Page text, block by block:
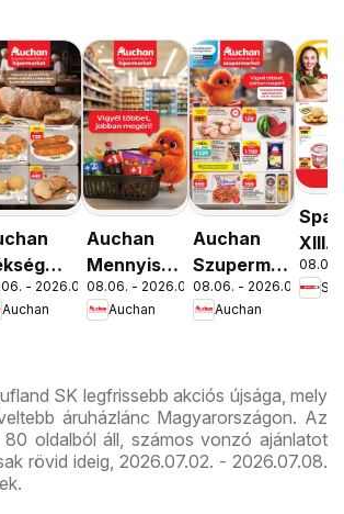
- 2026.08.12.
Auchan
Auchan
Mennyiségi
kedvezmény
ajánlataink
08.06. - 2026.08.19.
Auchan
Auchan
Szupermarket
akciós
újság
08.06. - 2026.08.12.
Auchan
Spar
XIII.
út
08.06.
SK legfrissebb akciós újsága, mely
áruházlánc Magyarországon. Az
oldalból áll, számos vonzó ajánlatot
rövid ideig, 2026.07.02. - 2026.07.08.